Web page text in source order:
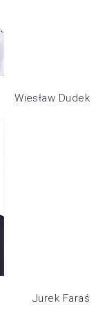
Wiesław Dudek
Jurek Faraś